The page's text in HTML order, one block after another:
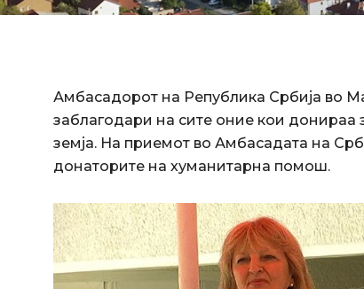
Амбасадорот на Република Србија во
заблагодари на сите оние кои донираа
земја. На приемот во Амбасадата на
донаторите на хуманитарна помош.